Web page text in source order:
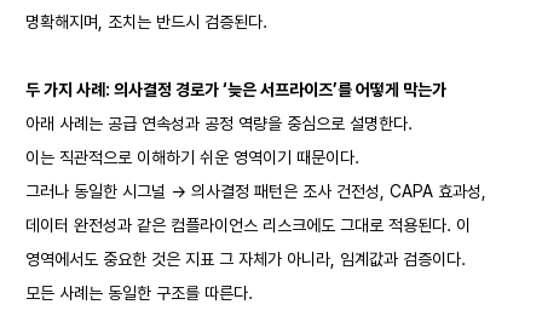
명확해지며, 조치는 반드시 검증된다.
두 가지 사례: 의사결정 경로가 ‘늦은 서프라이즈’를 어떻게 막는가
아래 사례는 공급 연속성과 공정 역량을 중심으로 설명한다.
이는 직관적으로 이해하기 쉬운 영역이기 때문이다.
그러나 동일한 시그널 → 의사결정 패턴은 조사 건전성, CAPA 효과성,
데이터 완전성과 같은 컴플라이언스 리스크에도 그대로 적용된다. 이
영역에서도 중요한 것은 지표 그 자체가 아니라, 임계값과 검증이다.
모든 사례는 동일한 구조를 따른다.